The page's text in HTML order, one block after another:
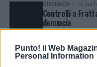
Punto! il Web
Personal Information
CRONACA 16 ore
Controlli a
denuncia
NEWS 16 ore fa
Napoli, Ditto: